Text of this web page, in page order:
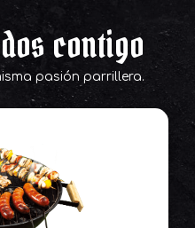
contigo
pasión parrillera.